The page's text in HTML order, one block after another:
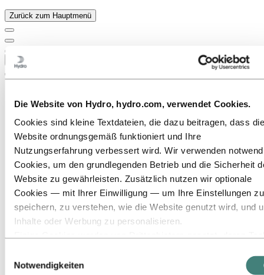
Die Website von Hydro, hydro.com, verwendet Cookies.
Cookies sind kleine Textdateien, die dazu beitragen, dass die
Website ordnungsgemäß funktioniert und Ihre
Nutzungserfahrung verbessert wird. Wir verwenden
Cookies, um den grundlegenden Betrieb und die Sicherheit
Website zu gewährleisten. Zusätzlich nutzen wir optionale
Cookies — mit Ihrer Einwilligung — um Ihre Einstellungen zu
speichern, zu verstehen, wie die Website genutzt wird, und
Inhalte oder Werbung zu personalisieren.
Diese Drittanbieter können die Informationen, die sie über
Notwendigkeiten
Zurück zum Hauptmenü
Schließen